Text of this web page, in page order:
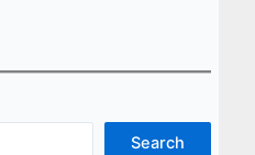
Search